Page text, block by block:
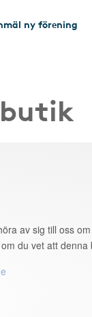
ny förening
av sig till oss
du vet att denna